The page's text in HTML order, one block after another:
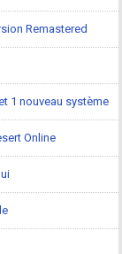
Remastered
1 nouveau système
Online